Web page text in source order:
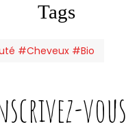
Tags
#Cheveux #Bio
vous